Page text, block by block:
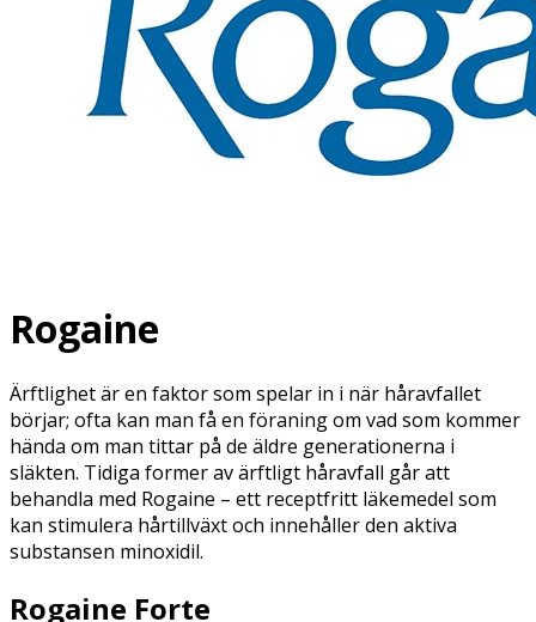
Rogaine
Ärftlighet är en faktor som spelar in i när håravfallet
börjar; ofta kan man få en föraning om vad som kommer
hända om man tittar på de äldre generationerna i
släkten. Tidiga former av ärftligt håravfall går att
behandla med Rogaine – ett receptfritt läkemedel som
kan stimulera hårtillväxt och innehåller den aktiva
substansen minoxidil.
Rogaine Forte